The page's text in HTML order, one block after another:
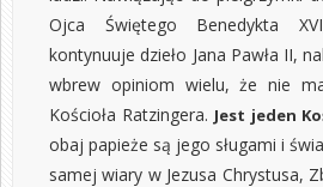
Ojca Świętego Benedykta
kontynuuje dzieło Jana Pawła II,
wbrew opiniom wielu, że nie
Kościoła Ratzingera. Jest jeden
obaj papieże są jego sługami i
samej wiary w Jezusa Chrystusa,